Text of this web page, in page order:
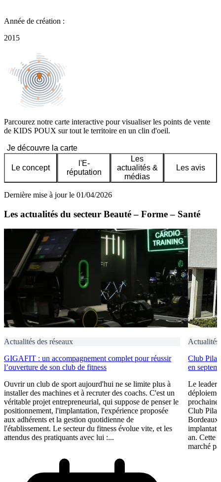
Année de création :
2015
Parcourez notre carte interactive pour visualiser les points de vente
de KIDS POUX sur tout le territoire en un clin d'oeil.
Je découvre la carte
Le concept
l'E-
réputation
Les
actualités &
médias
Les avis
Dernière mise à jour le 01/04/2026
Les actualités du secteur Beauté – Forme – Santé
Actualités des réseaux
GIGAFIT : un accompagnement complet pour réussir
l’ouverture de son club de fitness
Ouvrir un club de sport aujourd'hui ne se limite plus à
installer des machines et à recruter des coachs. C'est un
véritable projet entrepreneurial, qui suppose de penser le
positionnement, l'implantation, l'expérience proposée
aux adhérents et la gestion quotidienne de
l'établissement. Le secteur du fitness évolue vite, et les
attendus des pratiquants avec lui :...
Actualités
Club
en
Le leader
prochaine
Club
Bordeaux
an. Cette
marché